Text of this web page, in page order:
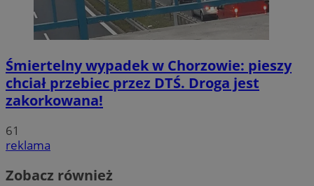
Śmiertelny wypadek w Chorzowie: pieszy
chciał przebiec przez DTŚ. Droga jest
zakorkowana!
61
reklama
Zobacz również